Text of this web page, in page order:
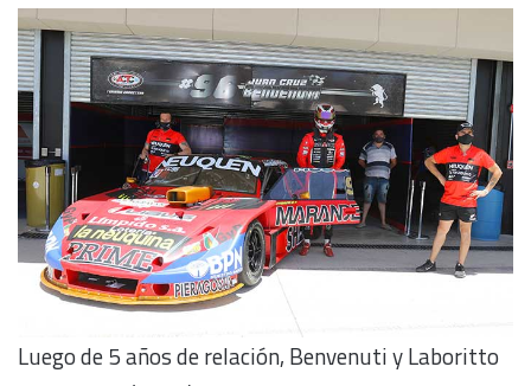
Luego de 5 años de relación, Benvenuti y Laboritto